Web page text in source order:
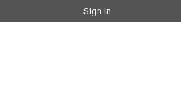
Sign In